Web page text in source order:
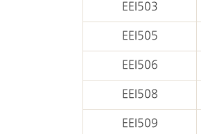
EEI503
EEI505
EEI506
EEI508
EEI509